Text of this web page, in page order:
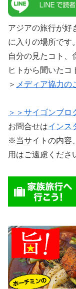
アジアの旅行が好
に入りの場所です。
自分の見たコト、
ヒトから聞いたコ
＞ メディア協力の
＞＞サイゴンブロ
お問合せはインス
※当サイトの内容
用はご遠慮くださ